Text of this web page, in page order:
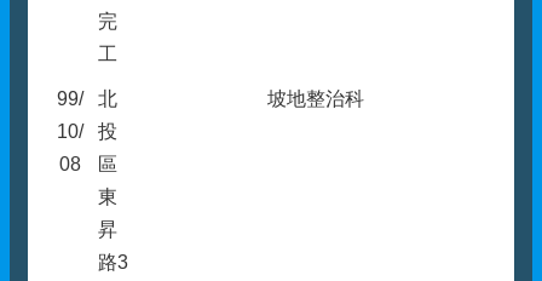
完
工
99/
10/
08
北
投
區
東
昇
路3
坡地整治科